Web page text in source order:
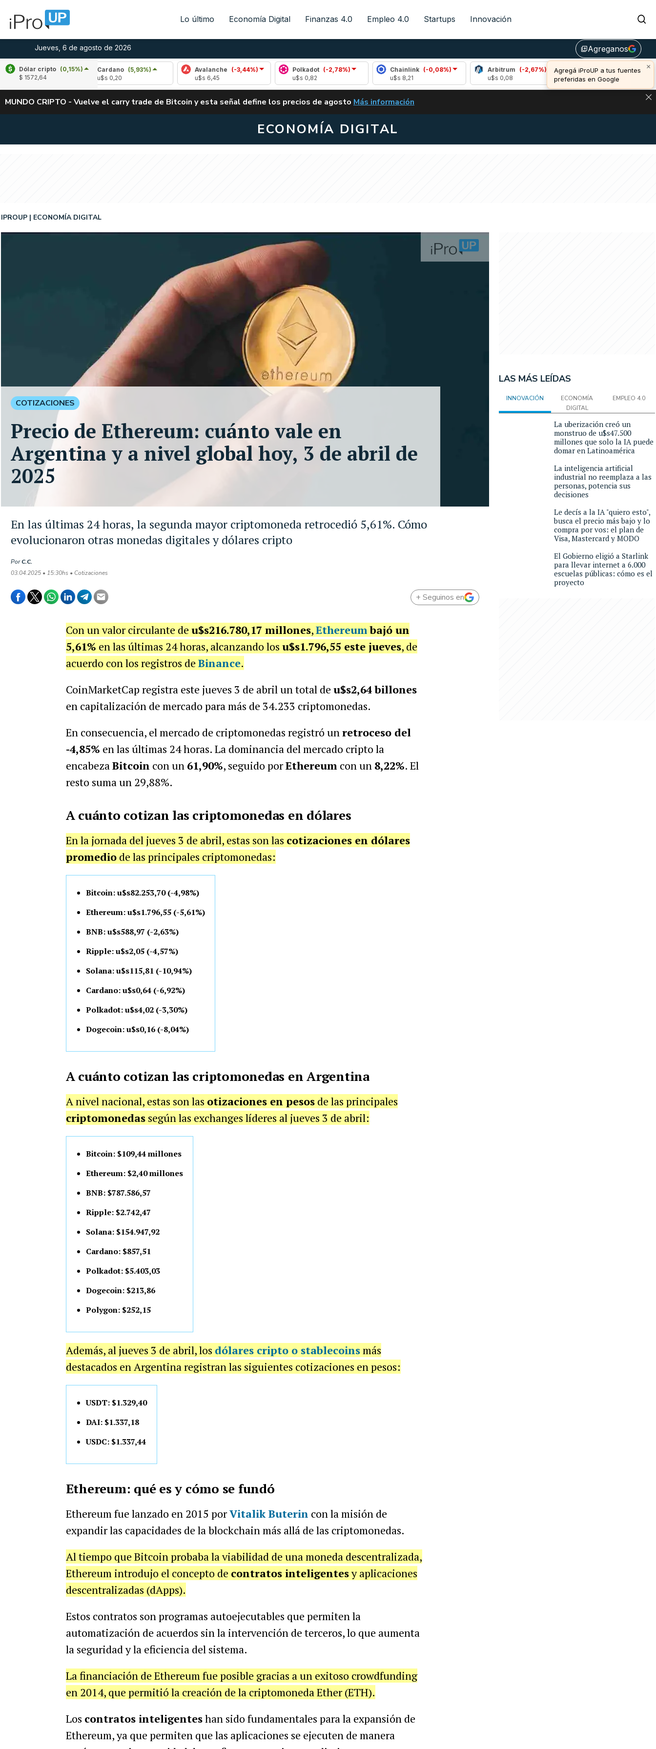
Lo último Economía Digital Finanzas 4.0 Empleo 4.0 Startups Innovación
Jueves, 6 de agosto de 2026 library_addAgreganos
×
Agregá iProUP a tus fuentes
preferidas en Google
Dólar cripto (0,15%)
$ 1572,64
3,27%) Cardano (5,93%)
u$s 0,20
Avalanche
(-3,44%)
u$s 6,45
Polkadot (-2,78%)
u$s 0,82
Chainlink (-0,08%)
Arbitrum (-2,67%)
u$s 0,08
Bitcoin (-0,65%)
u$s 64.415,00
ALERTA
MUNDO CRIPTO - Vuelve el carry trade de Bitcoin y esta señal define los precios de agosto VUELVE EL CARRY TRADE DE BITCOIN Y ESTA SEÑAL DEFINE LOS PRECIOS DE
Más información
ECONOMÍA DIGITAL
En las últimas 24 horas, la segunda mayor criptomoneda retrocedió 5,61%. Cómo
evolucionaron otras monedas digitales y dólares cripto
IPROUP ECONOMÍA DIGITAL
PorC.C.
03.04.2025 • 15:30hs • Cotizaciones
COTIZACIONES
Precio de Ethereum: cuánto vale en
Argentina y a nivel global hoy, 3 de abril de
2025
+ Seguinos en
Con un valor circulante de u$s216.780,17 millones,Ethereumbajó un
5,61% en las últimas 24 horas, alcanzando los u$s1.796,55 este jueves, de
acuerdo con los registros de Binance.
CoinMarketCap registra este jueves 3 de abril un total de u$s2,64 billones
en capitalización de mercado para más de 34.233 criptomonedas.
En consecuencia, el mercado de criptomonedas registró unretroceso del
-4,85% en las últimas 24 horas. La dominancia del mercado cripto la
encabezaBitcoin con un 61,90%, seguido porEthereum con un 8,22%. El
resto suma un 29,88%.
A cuánto cotizan las criptomonedas en dólares
En la jornada del jueves 3 de abril, estas son las cotizaciones en dólares
promediode las principales criptomonedas:
Bitcoin: u$s82.253,70 (-4,98%)
Ethereum: u$s1.796,55 (-5,61%)
BNB: u$s588,97 (-2,63%)
Ripple: u$s2,05 (-4,57%)
Solana: u$s115,81 (-10,94%)
Cardano: u$s0,64 (-6,92%)
Polkadot: u$s4,02 (-3,30%)
Dogecoin: u$s0,16 (-8,04%)
A cuánto cotizan las criptomonedas en Argentina
A nivel nacional, estas son las otizaciones en pesosde las principales
criptomonedassegún las exchanges líderes al jueves 3 de abril:
Bitcoin: $109,44 millones
Ethereum: $2,40 millones
BNB: $787.586,57
Ripple: $2.742,47
Solana: $154.947,92
Cardano: $857,51
Polkadot: $5.403,03
Dogecoin: $213,86
Polygon: $252,15
Además, al jueves 3 de abril, los dólares cripto o stablecoinsmás
destacados en Argentina registran las siguientes cotizaciones en pesos:
USDT: $1.329,40
DAI: $1.337,18
USDC: $1.337,44
Ethereum: qué es y cómo se fundó
Ethereum fue lanzado en 2015 porVitalik Buterin con la misión de
expandir las capacidades de la blockchain más allá de las criptomonedas.
Al tiempo que Bitcoin probaba la viabilidad de una moneda descentralizada,
Ethereum introdujo el concepto de contratos inteligentesy aplicaciones
descentralizadas (dApps).
Estos contratos son programas autoejecutables que permiten la
automatización de acuerdos sin la intervención de terceros, lo que aumenta
la seguridad y la eficiencia del sistema.
La financiación de Ethereum fue posible gracias a un exitoso crowdfunding
en 2014, que permitió la creación de la criptomoneda Ether (ETH).
Los contratos inteligenteshan sido fundamentales para la expansión de
Ethereum, ya que permiten que las aplicaciones se ejecuten de manera
LAS MÁS LEÍDAS
INNOVACIÓN
ECONOMÍA
DIGITAL
EMPLEO 4.0
La uberización creó un
monstruo de u$s47.500
millones que solo la IA puede
domar en Latinoamérica
La inteligencia artificial
industrial no reemplaza a las
personas, potencia sus
decisiones
Le decís a la IA "quiero esto",
busca el precio más bajo y lo
compra por vos: el plan de
Visa, Mastercard y MODO
El Gobierno eligió a Starlink
para llevar internet a 6.000
escuelas públicas: cómo es el
proyecto